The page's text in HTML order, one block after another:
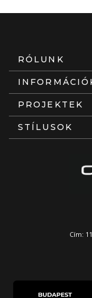
RÓLUNK
PROJEKTEK
STÍLUSOK
Cím: